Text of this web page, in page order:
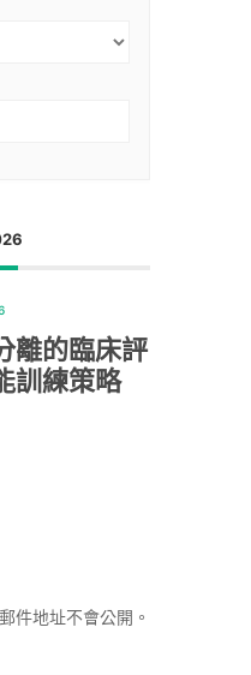
離的臨床評
訓練策略
件地址不會公開。